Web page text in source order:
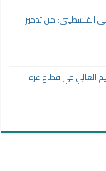
الفلسطيني: من تدمير
العالي في قطاع غزة